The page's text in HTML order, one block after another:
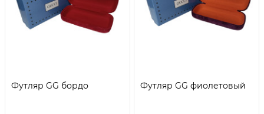
Футляр GG бордо Футляр GG фиолетовый